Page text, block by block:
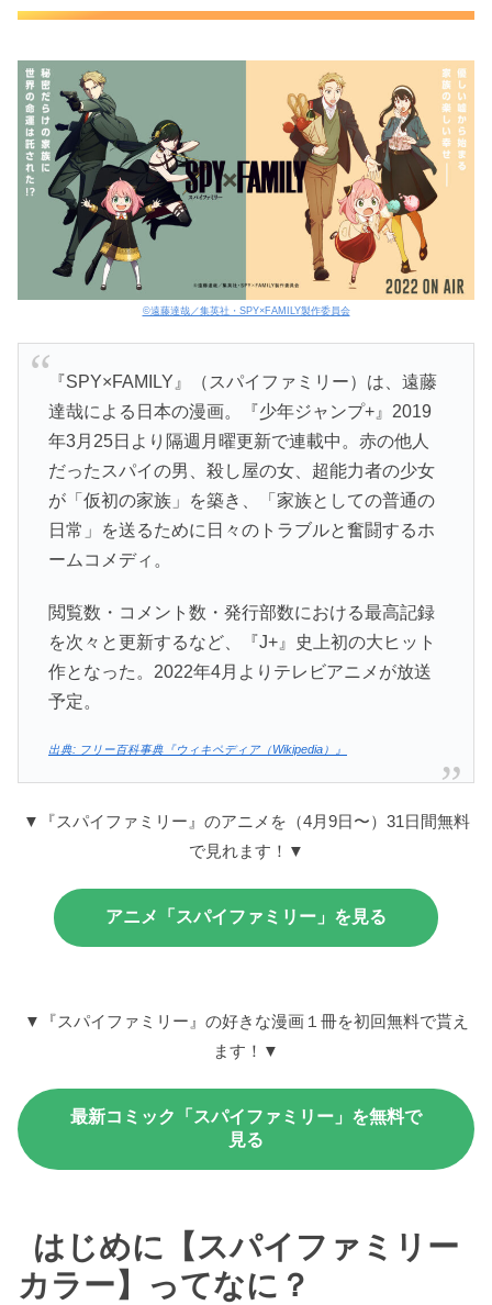
©遠藤達哉／集英社・SPY×FAMILY製作委員会
『SPY×FAMILY』（スパイファミリー）は、遠藤
達哉による日本の漫画。『少年ジャンプ+』2019
年3月25日より隔週月曜更新で連載中。赤の他人
だったスパイの男、殺し屋の女、超能力者の少女
が「仮初の家族」を築き、「家族としての普通の
日常」を送るために日々のトラブルと奮闘するホ
ームコメディ。
閲覧数・コメント数・発行部数における最高記録
を次々と更新するなど、『J+』史上初の大ヒット
作となった。2022年4月よりテレビアニメが放送
予定。
出典: フリー百科事典『ウィキペディア（Wikipedia）』
▼『スパイファミリー』のアニメを（4月9日〜）31日間無料
で見れます！▼
アニメ「スパイファミリー」を見る
▼『スパイファミリー』の好きな漫画１冊を初回無料で貰え
ます！▼
最新コミック「スパイファミリー」を無料で
見る
はじめに【スパイファミリー
カラー】ってなに？